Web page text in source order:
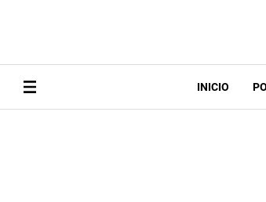
INICIO